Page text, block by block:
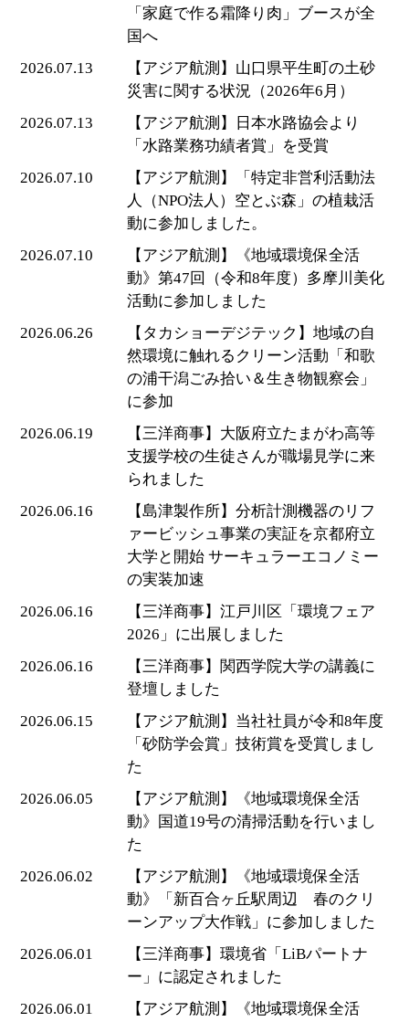
「家庭で作る霜降り肉」ブースが全
国へ
2026.07.13
【アジア航測】山口県平生町の土砂
災害に関する状況（2026年6月）
2026.07.13
【アジア航測】日本水路協会より
「水路業務功績者賞」を受賞
2026.07.10
【アジア航測】「特定非営利活動法
人（NPO法人）空とぶ森」の植栽活
動に参加しました。
2026.07.10
【アジア航測】《地域環境保全活
動》第47回（令和8年度）多摩川美化
活動に参加しました
2026.06.26
【タカショーデジテック】地域の自
然環境に触れるクリーン活動「和歌
の浦干潟ごみ拾い＆生き物観察会」
に参加
2026.06.19
【三洋商事】大阪府立たまがわ高等
支援学校の生徒さんが職場見学に来
られました
2026.06.16
【島津製作所】分析計測機器のリフ
ァービッシュ事業の実証を京都府立
大学と開始 サーキュラーエコノミー
の実装加速
2026.06.16
【三洋商事】江戸川区「環境フェア
2026」に出展しました
2026.06.16
【三洋商事】関西学院大学の講義に
登壇しました
2026.06.15
【アジア航測】当社社員が令和8年度
「砂防学会賞」技術賞を受賞しまし
た
2026.06.05
【アジア航測】《地域環境保全活
動》国道19号の清掃活動を行いまし
た
2026.06.02
【アジア航測】《地域環境保全活
動》「新百合ヶ丘駅周辺 春のクリ
ーンアップ大作戦」に参加しました
2026.06.01
【三洋商事】環境省「LiBパートナ
ー」に認定されました
2026.06.01
【アジア航測】《地域環境保全活